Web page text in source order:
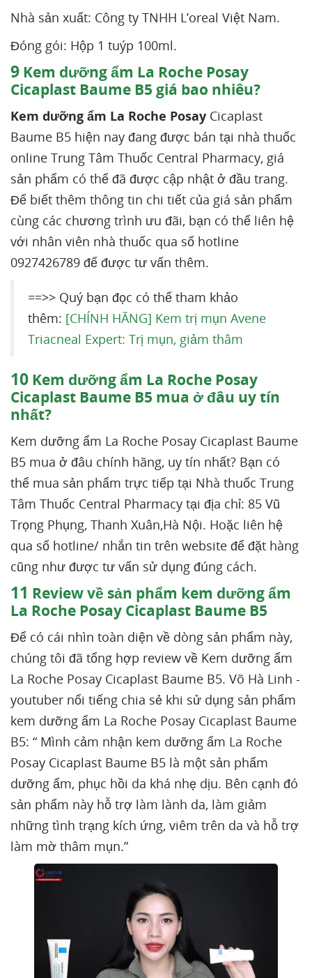
Nhà sản xuất: Công ty TNHH L’oreal Việt Nam.
Đóng gói: Hộp 1 tuýp 100ml.
9 Kem dưỡng ẩm La Roche Posay
Cicaplast Baume B5 giá bao nhiêu?
Kem dưỡng ẩm La Roche Posay Cicaplast
Baume B5 hiện nay đang được bán tại nhà thuốc
online Trung Tâm Thuốc Central Pharmacy, giá
sản phẩm có thể đã được cập nhật ở đầu trang.
Để biết thêm thông tin chi tiết của giá sản phẩm
cùng các chương trình ưu đãi, bạn có thể liên hệ
với nhân viên nhà thuốc qua số hotline
0927426789 để được tư vấn thêm.
==>> Quý bạn đọc có thể tham khảo
thêm: [CHÍNH HÃNG] Kem trị mụn Avene
Triacneal Expert: Trị mụn, giảm thâm
10 Kem dưỡng ẩm La Roche Posay
Cicaplast Baume B5 mua ở đâu uy tín
nhất?
Kem dưỡng ẩm La Roche Posay Cicaplast Baume
B5 mua ở đâu chính hãng, uy tín nhất? Bạn có
thể mua sản phẩm trực tiếp tại Nhà thuốc Trung
Tâm Thuốc Central Pharmacy tại địa chỉ: 85 Vũ
Trọng Phụng, Thanh Xuân,Hà Nội. Hoặc liên hệ
qua số hotline/ nhắn tin trên website để đặt hàng
cũng như được tư vấn sử dụng đúng cách.
11 Review về sản phẩm kem dưỡng ẩm
La Roche Posay Cicaplast Baume B5
Để có cái nhìn toàn diện về dòng sản phẩm này,
chúng tôi đã tổng hợp review về Kem dưỡng ẩm
La Roche Posay Cicaplast Baume B5. Võ Hà Linh -
youtuber nổi tiếng chia sẻ khi sử dụng sản phẩm
kem dưỡng ẩm La Roche Posay Cicaplast Baume
B5: “ Mình cảm nhận kem dưỡng ẩm La Roche
Posay Cicaplast Baume B5 là một sản phẩm
dưỡng ẩm, phục hồi da khá nhẹ dịu. Bên cạnh đó
sản phẩm này hỗ trợ làm lành da, làm giảm
những tình trạng kích ứng, viêm trên da và hỗ trợ
làm mờ thâm mụn.”